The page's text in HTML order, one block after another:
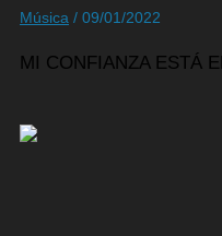
Música / 09/01/2022
MI CONFIANZA ESTÁ